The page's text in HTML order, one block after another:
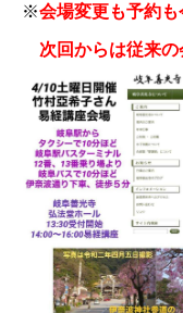
※会場変更も予約も
次回からは従来の